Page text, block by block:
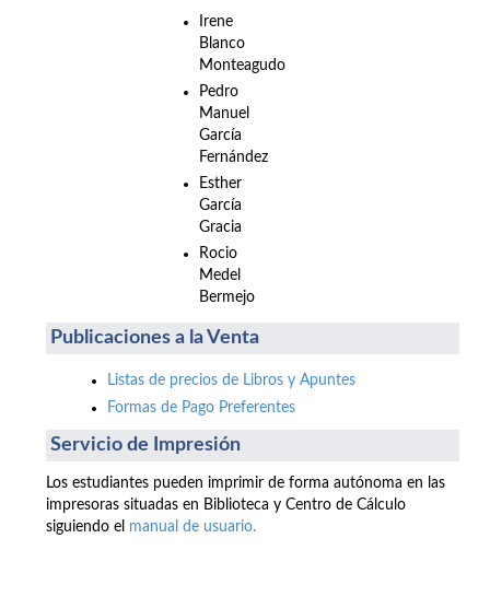
Irene
Blanco
Monteagudo
Pedro
Manuel
García
Fernández
Esther
García
Gracia
Rocio
Medel
Bermejo
Publicaciones a la Venta
Listas de precios de Libros y Apuntes
Formas de Pago Preferentes
Servicio de Impresión
Los estudiantes pueden imprimir de forma autónoma en las
impresoras situadas en Biblioteca y Centro de Cálculo
siguiendo el manual de usuario.